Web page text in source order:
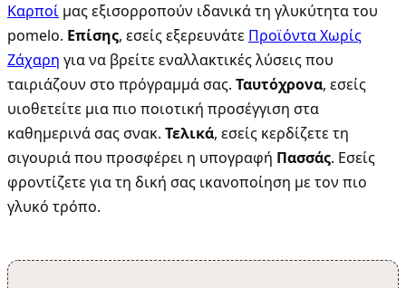
Καρποί μας εξισορροπούν ιδανικά τη γλυκύτητα του
pomelo. Επίσης, εσείς εξερευνάτε Προϊόντα Χωρίς
Ζάχαρη για να βρείτε εναλλακτικές λύσεις που
ταιριάζουν στο πρόγραμμά σας. Ταυτόχρονα, εσείς
υιοθετείτε μια πιο ποιοτική προσέγγιση στα
καθημερινά σας σνακ. Τελικά, εσείς κερδίζετε τη
σιγουριά που προσφέρει η υπογραφή Πασσάς. Εσείς
φροντίζετε για τη δική σας ικανοποίηση με τον πιο
γλυκό τρόπο.